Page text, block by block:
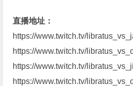
直播地址：
https://www.twitch.tv/
https://www.twitch.tv/
https://www.twitch.tv/
https://www.twitch.tv/